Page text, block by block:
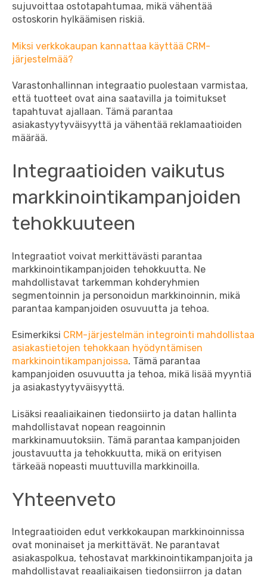
sujuvoittaa ostotapahtumaa, mikä vähentää
ostoskorin hylkäämisen riskiä.
Miksi verkkokaupan kannattaa käyttää CRM-
järjestelmää?
Varastonhallinnan integraatio puolestaan varmistaa,
että tuotteet ovat aina saatavilla ja toimitukset
tapahtuvat ajallaan. Tämä parantaa
asiakastyytyväisyyttä ja vähentää reklamaatioiden
määrää.
Integraatioiden vaikutus
markkinointikampanjoiden
tehokkuuteen
Integraatiot voivat merkittävästi parantaa
markkinointikampanjoiden tehokkuutta. Ne
mahdollistavat tarkemman kohderyhmien
segmentoinnin ja personoidun markkinoinnin, mikä
parantaa kampanjoiden osuvuutta ja tehoa.
Esimerkiksi CRM-järjestelmän integrointi mahdollistaa
asiakastietojen tehokkaan hyödyntämisen
markkinointikampanjoissa. Tämä parantaa
kampanjoiden osuvuutta ja tehoa, mikä lisää myyntiä
ja asiakastyytyväisyyttä.
Lisäksi reaaliaikainen tiedonsiirto ja datan hallinta
mahdollistavat nopean reagoinnin
markkinamuutoksiin. Tämä parantaa kampanjoiden
joustavuutta ja tehokkuutta, mikä on erityisen
tärkeää nopeasti muuttuvilla markkinoilla.
Yhteenveto
Integraatioiden edut verkkokaupan markkinoinnissa
ovat moninaiset ja merkittävät. Ne parantavat
asiakaspolkua, tehostavat markkinointikampanjoita ja
mahdollistavat reaaliaikaisen tiedonsiirron ja datan